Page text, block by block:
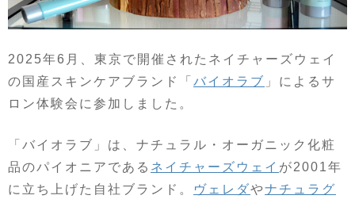
2025年6月、東京で開催されたネイチャーズウェイ
の国産スキンケアブランド「 バイオラブ 」によるサ
ロン体験会に参加しました。
「バイオラブ」は、ナチュラル・オーガニック化粧
品のパイオニアである ネイチャーズウェイ が2001年
に立ち上げた自社ブランド。
ヴェレダやナチュラグ